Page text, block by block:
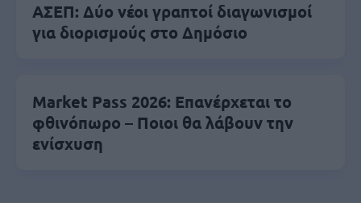
ΑΣΕΠ: Δύο νέοι γραπτοί διαγωνισμοί
για διορισμούς στο Δημόσιο
Market Pass 2026: Επανέρχεται το
φθινόπωρο – Ποιοι θα λάβουν την
ενίσχυση